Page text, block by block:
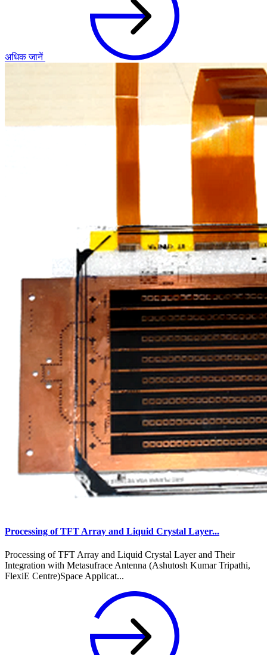
अधिक जानें
Processing of TFT Array and Liquid Crystal Layer...
Processing of TFT Array and Liquid Crystal Layer and Their
Integration with Metasufrace Antenna (Ashutosh Kumar Tripathi,
FlexiE Centre)Space Applicat...